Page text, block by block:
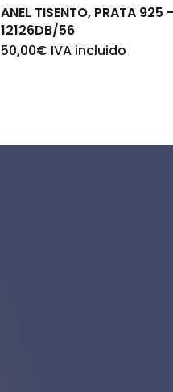
ANEL TISENTO, PRATA 925
12126DB/56
50,00€ IVA incluido